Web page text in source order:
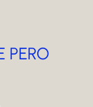
PERO